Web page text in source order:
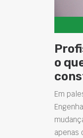
o
Em
apenas